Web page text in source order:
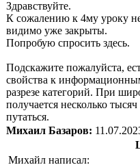
Здравствуйте.
К сожалению к 4му уроку
видимо уже закрыты.
Попробую спросить здесь.
Подскажите пожалуйста,
свойства к
разрезе категорий. При
получается несколько
путаться.
Михаил Базаров:
Михайл написал: